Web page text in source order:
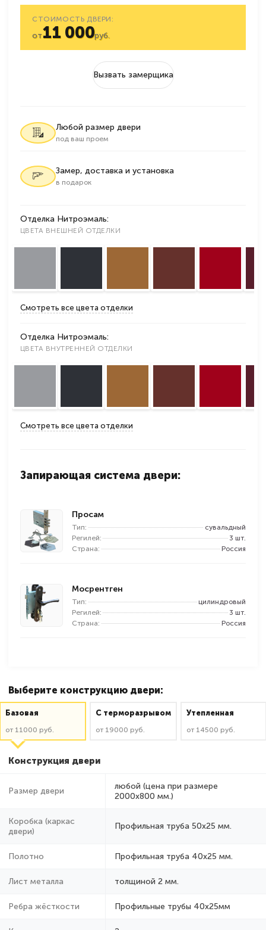
СТОИМОСТЬ ДВЕРИ:
от11 000руб.
Вызвать замерщика
Любой размер двери
под ваш проем
Замер, доставка и установка
в подарок
Отделка Нитроэмаль:
ЦВЕТА ВНЕШНЕЙ ОТДЕЛКИ
Смотреть все цвета отделки
Отделка Нитроэмаль:
ЦВЕТА ВНУТРЕННЕЙ ОТДЕЛКИ
Смотреть все цвета отделки
Запирающая система двери:
Просам
Тип:
сувальдный
Регилей:
3 шт.
Страна:
Россия
Мосрентген
Тип:
цилиндровый
Регилей:
3 шт.
Страна:
Россия
Выберите конструкцию двери:
Базовая
от 11000 руб.
C терморазрывом
от 19000 руб.
Утепленная
от 14500 руб.
Конструкция двери
Размер двери
любой (цена при размере
2000x800 мм.)
Коробка (каркас
двери)
Профильная труба 50х25 мм.
Полотно Профильная труба 40х25 мм.
Лист металла толщиной 2 мм.
Ребра жёсткости Профильные трубы 40х25мм